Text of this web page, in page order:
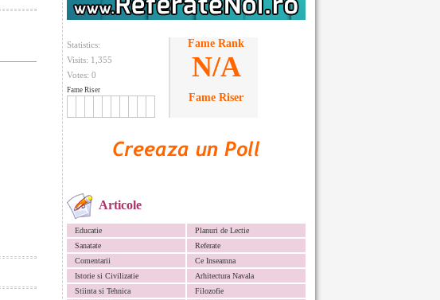
Statistics:
Visits: 1,355
Votes: 0
Fame Riser
Fame Rank
N/A
Fame Riser
Articole
Educatie
Planuri de Lectie
Sanatate
Referate
Comentarii
Ce Inseamna
Istorie si Civilizatie
Arhitectura Navala
Stiinta si Tehnica
Filozofie